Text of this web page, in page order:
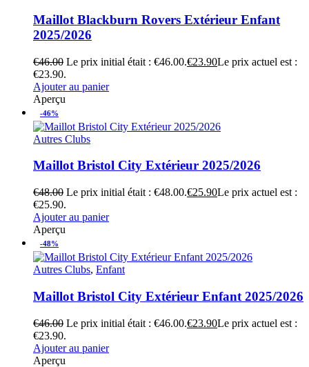
Maillot Blackburn Rovers Extérieur Enfant
2025/2026
€46.00 Le prix initial était : €46.00.€23.90Le prix actuel est :
€23.90.
Ajouter au panier
Aperçu
-46%
Autres Clubs
Maillot Bristol City Extérieur 2025/2026
€48.00 Le prix initial était : €48.00.€25.90Le prix actuel est :
€25.90.
Ajouter au panier
Aperçu
-48%
Autres Clubs, Enfant
Maillot Bristol City Extérieur Enfant 2025/2026
€46.00 Le prix initial était : €46.00.€23.90Le prix actuel est :
€23.90.
Ajouter au panier
Aperçu